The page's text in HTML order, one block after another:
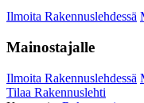
Ilmoita Rakennuslehdessä
Mainostajalle
Ilmoita Rakennuslehdessä
Tilaa Rakennuslehti